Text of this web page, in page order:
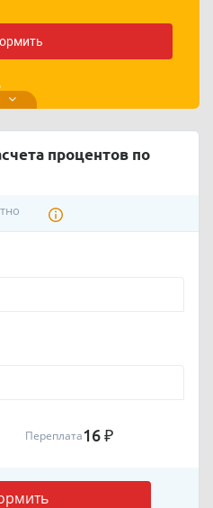
процентов по
Переплата16 ₽